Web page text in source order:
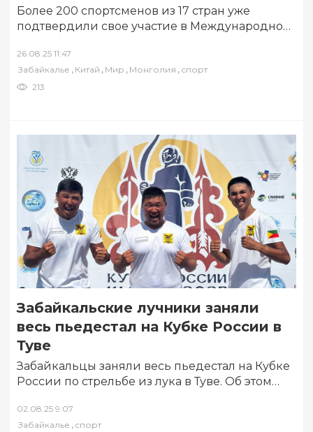
Более 200 спортсменов из 17 стран уже
подтвердили свое участие в Международном
«Даурия» среди…
26.08.25 11:47
Забайкалье , Китай , Мир , Монголия , спорт
213
Забайкальские лучники заняли
весь пьедестал на Кубке России в
Туве
Забайкальцы заняли весь пьедестал на Кубке
России по стрельбе из лука в Туве. Об этом
02.08.25 9:07
Забайкалье , спорт